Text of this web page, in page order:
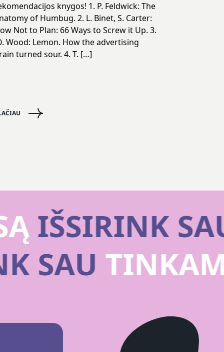
knygos! 1. P. Feldwick: The
of Humbug. 2. L. Binet, S. Carter:
Not to Plan: 66 Ways to Screw it Up. 3.
Wood: Lemon. How the advertising
turned sour. 4. T. […]
IŠSIRINK SAU
SAU